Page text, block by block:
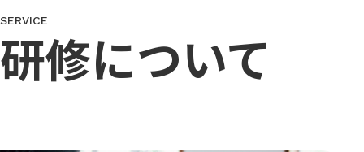
SERVICE
研修について